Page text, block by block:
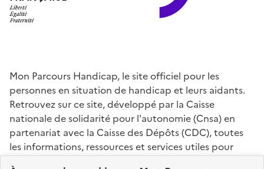
Mon Parcours Handicap, le site officiel pour les
personnes en situation de handicap et leurs aidants.
Retrouvez sur ce site, développé par la Caisse
nationale de solidarité pour l'autonomie (Cnsa) en
partenariat avec la Caisse des Dépôts (CDC), toutes
les informations, ressources et services utiles pour
connaître vos droits, effectuer vos démarches,